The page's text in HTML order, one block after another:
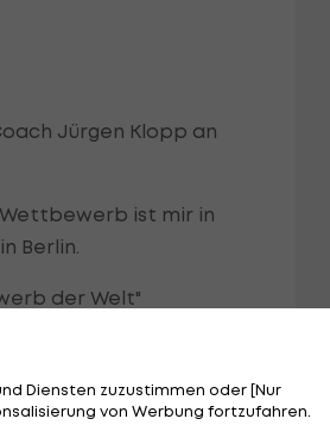
Jürgen Klopp an
Wettbewerb ist mir in
Berlin.
der Welt"
Diensten zuzustimmen oder [Nur
von Werbung fortzufahren.